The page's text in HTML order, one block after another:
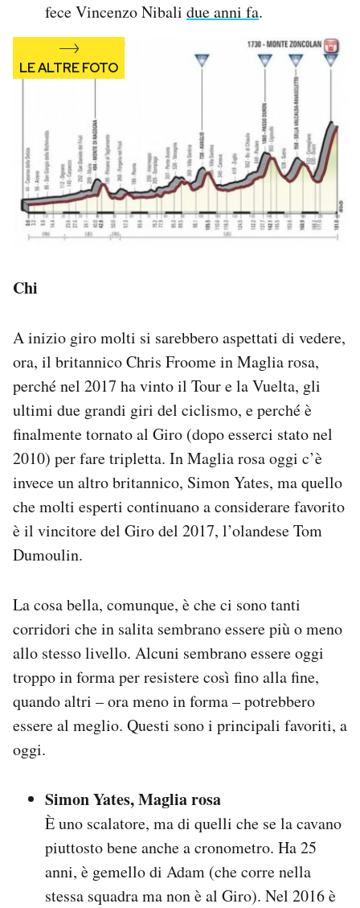
fece Vincenzo Nibali due anni fa.
Chi
A inizio giro molti si sarebbero aspettati di vedere,
ora, il britannico Chris Froome in Maglia rosa,
perché nel 2017 ha vinto il Tour e la Vuelta, gli
ultimi due grandi giri del ciclismo, e perché è
finalmente tornato al Giro (dopo esserci stato nel
2010) per fare tripletta. In Maglia rosa oggi c’è
invece un altro britannico, Simon Yates, ma quello
che molti esperti continuano a considerare favorito
è il vincitore del Giro del 2017, l’olandese Tom
Dumoulin.
La cosa bella, comunque, è che ci sono tanti
corridori che in salita sembrano essere più o meno
allo stesso livello. Alcuni sembrano essere oggi
troppo in forma per resistere così fino alla fine,
quando altri – ora meno in forma – potrebbero
essere al meglio. Questi sono i principali favoriti, a
oggi.
Simon Yates, Maglia rosa
È uno scalatore, ma di quelli che se la cavano
piuttosto bene anche a cronometro. Ha 25
anni, è gemello di Adam (che corre nella
stessa squadra ma non è al Giro). Nel 2016 è